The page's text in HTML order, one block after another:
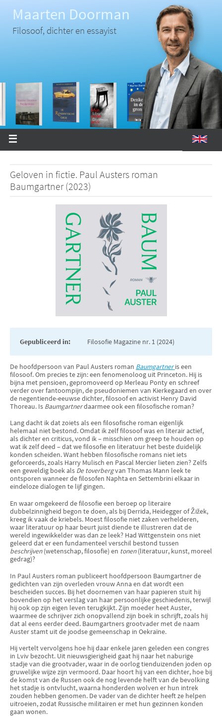
inhoud
Maarten Doorman
Filosoof, dichter en essayist
Geloven in fictie. Paul Austers roman
Baumgartner (2023)
Gepubliceerd in: Filosofie Magazine nr. 1 (2024)
De hoofdpersoon van Paul Austers roman Baumgartner is een
filosoof. Om precies te zijn: een fenomenoloog uit Princeton. Hij is
bijna met pensioen, gepromoveerd op Merleau Ponty en schreef
verder over fantoompijn, de pseudoniemen van Kierkegaard en over
de negentiende-eeuwse dichter, filosoof en activist Henry David
Thoreau. Is Baumgartnerdaarmee ook een filosofische roman?
Lang dacht ik dat zoiets als een filosofische roman eigenlijk
helemaal niet bestond. Omdat ik zelf filosoof was en literair actief,
als dichter en criticus, vond ik – misschien om greep te houden op
wat ik zelf deed – dat we filosofie en literatuur het beste duidelijk
konden scheiden. Want hebben filosofische romans niet iets
geforceerds, zoals Harry Mulisch en Pascal Mercier lieten zien? Zelfs
een geweldig boek als De toverbergvan Thomas Mann leek te
ontsporen wanneer de filosofen Naphta en Settembrini elkaar in
eindeloze dialogen te lijf gingen.
En waar omgekeerd de filosofie een beroep op literaire
dubbelzinnigheid begon te doen, als bij Derrida, Heidegger of Žižek,
kreeg ik vaak de kriebels. Moest filosofie niet zaken verhelderen,
waar literatuur op haar beurt juist diende te illustreren dat de
wereld ingewikkelder was dan ze leek? Had Wittgenstein ons niet
geleerd dat er een fundamenteel verschil bestond tussen
beschrijven(wetenschap, filosofie) en tonen(literatuur, kunst, moreel
gedrag)?
In Paul Austers roman publiceert hoofdpersoon Baumgartner de
gedichten van zijn overleden vrouw Anna en dat wordt een
bescheiden succes. Bij het doornemen van haar papieren stuit hij
bovendien op het verslag van haar persoonlijke geschiedenis, terwijl
hij ook op zijn eigen leven terugkijkt. Zijn moeder heet Auster,
waarmee de schrijver zich onopvallend zijn boek in schrijft, zoals hij
dat al eens eerder deed. Baumgartners grootvader met de naam
Auster stamt uit de joodse gemeenschap in Oekraïne.
Hij vertelt vervolgens hoe hij daar enkele jaren geleden een congres
in Lviv bezocht. Uit nieuwsgierigheid gaat hij naar het naburige
stadje van die grootvader, waar in de oorlog tienduizenden joden op
gruwelijke wijze zijn vermoord. Daar hoort hij van een dichter, hoe bij
de komst van de Russen ook de nog levende helft van de bevolking
het stadje is ontvlucht, waarna honderden wolven er hun intrek
zouden hebben genomen. De vader van de dichter heeft ze helpen
uitroeien, zodat Russische militairen er met hun gezinnen konden
gaan wonen.